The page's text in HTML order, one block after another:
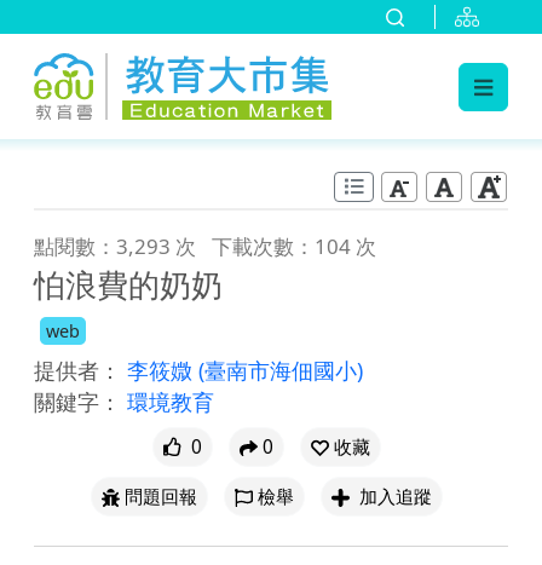
點閱數：3,293 次 下載次數：104 次
怕浪費的奶奶
web
提供者： 李筱媺 (臺南市海佃國小)
關鍵字： 環境教育
0 0
收藏
問題回報
檢舉 加入追蹤